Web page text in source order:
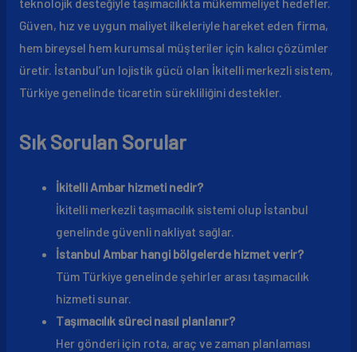
teknolojik desteğiyle taşımacılıkta mükemmeliyet hedefler.
Güven, hız ve uygun maliyet ilkeleriyle hareket eden firma,
hem bireysel hem kurumsal müşteriler için kalıcı çözümler
üretir. İstanbul’un lojistik gücü olan İkitelli merkezli sistem,
Türkiye genelinde ticaretin sürekliliğini destekler.
Sık Sorulan Sorular
İkitelli Ambar hizmeti nedir?
İkitelli merkezli taşımacılık sistemi olup İstanbul
genelinde güvenli nakliyat sağlar.
İstanbul Ambar hangi bölgelerde hizmet verir?
Tüm Türkiye genelinde şehirler arası taşımacılık
hizmeti sunar.
Taşımacılık süreci nasıl planlanır?
Her gönderi için rota, araç ve zaman planlaması